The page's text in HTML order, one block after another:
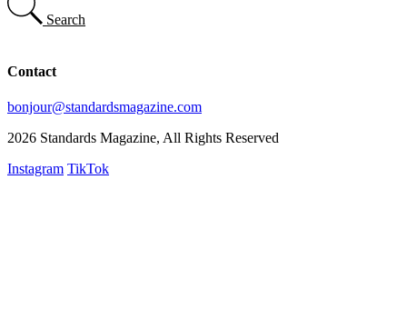
Search
Contact
bonjour@standardsmagazine.com
2026 Standards Magazine, All Rights Reserved
Instagram TikTok